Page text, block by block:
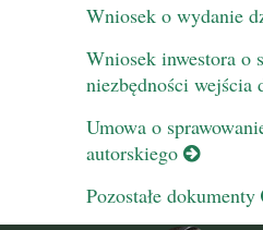
Wniosek o wydanie
Wniosek inwestora o
niezbędności wejścia
Umowa o
autorskiego
Pozostałe dokumenty